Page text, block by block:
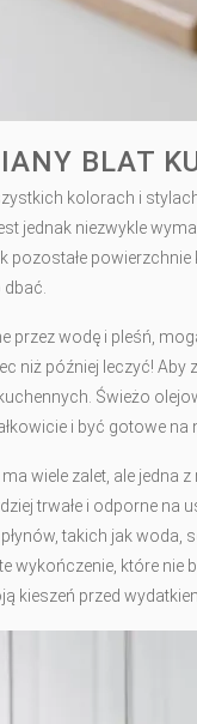
BLAT
kolorach i
jednak niezwykle
wodę i pleśń,
niż później leczyć!
Świeżo
i być gotowe na
wiele zalet, ale jedna
trwałe i odporne na
takich jak
które nie
kieszeń przed